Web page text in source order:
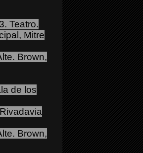
Teatro.
Mitre
Brown,
de los
Brown,